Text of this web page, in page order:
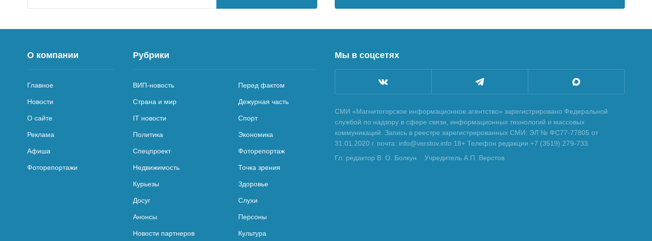
О компании
Главное
Новости
О сайте
Реклама
Афиша
Фоторепортажи
Рубрики
ВИП-новость Перед фактом
Страна и мир Дежурная часть
IT новости Спорт
Политика Экономика
Спецпроект Фоторепортаж
Недвижимость Точка зрения
Курьезы Здоровье
Досуг Слухи
Анонсы Персоны
Новости партнеров Культура
Мы в соцсетях
СМИ «Магнитогорское информационное агентство» зарегистрировано Федеральной
службой по надзору в сфере связи, информационных технологий и массовых
коммуникаций. Запись в реестре зарегистрированных СМИ: ЭЛ № ФС77-77805 от
31.01.2020 г. почта: info@verstov.info 18+ Телефон редакции +7 (3519) 279-733
Гл. редактор В. О. Болкун
Учредитель А.П. Верстов